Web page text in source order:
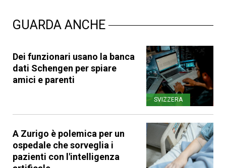
GUARDA ANCHE
Dei funzionari usano la banca
dati Schengen per spiare
amici e parenti
SVIZZERA
A Zurigo è polemica per un
ospedale che sorveglia i
pazienti con l'intelligenza